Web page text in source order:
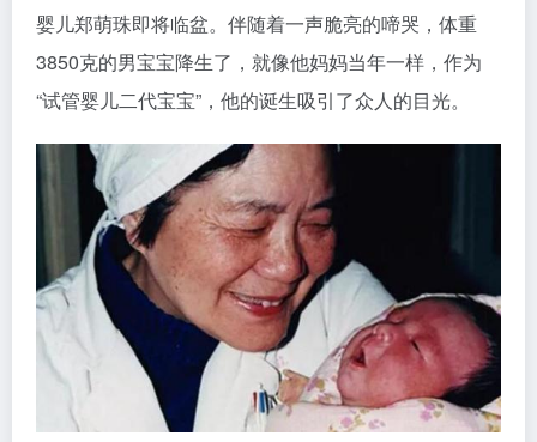
婴儿郑萌珠即将临盆。伴随着一声脆亮的啼哭，体重
3850克的男宝宝降生了，就像他妈妈当年一样，作为
“试管婴儿二代宝宝”，他的诞生吸引了众人的目光。